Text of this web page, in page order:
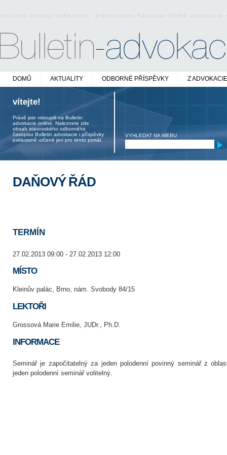
oficiální stránky odborného právnického časopisu české
DOMŮ AKTUALITY ODBORNÉ PŘÍSPĚVKY Z ADVOKACIE
vítejte!
Právě jste vstoupili na Bulletin
advokacie online. Naleznete zde
obsah stavovského odborného
časopisu Bulletin advokacie i příspěvky
exklusivně určené jen pro tento portál.
VYHLEDAT NA WEBU
DAŇOVÝ ŘÁD
TERMÍN
27.02.2013 09:00 - 27.02.2013 12:00
MÍSTO
Kleinův palác, Brno, nám. Svobody 84/15
LEKTOŘI
Grossová Marie Emilie, JUDr., Ph.D.
INFORMACE
Seminář je započitatelný za jeden polodenní povinný seminář z
jeden polodenní seminář volitelný.